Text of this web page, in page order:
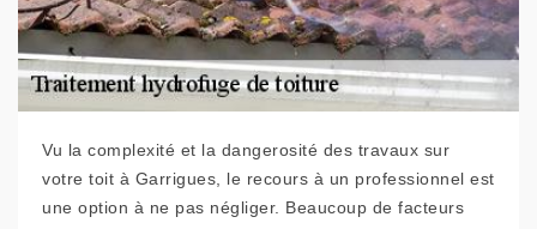
Vu la complexité et la dangerosité des travaux sur
votre toit à Garrigues, le recours à un professionnel est
une option à ne pas négliger. Beaucoup de facteurs